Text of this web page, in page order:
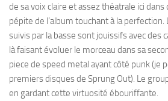
de sa voix claire et assez théatrale ici
pépite de l’album touchant à la
suivis par la basse sont jouissifs avec des
là faisant évoluer le morceau dans sa
piece de speed metal ayant côté punk (je
premiers disques de Sprung Out). Le
en gardant cette virtuosité ébouriffante.